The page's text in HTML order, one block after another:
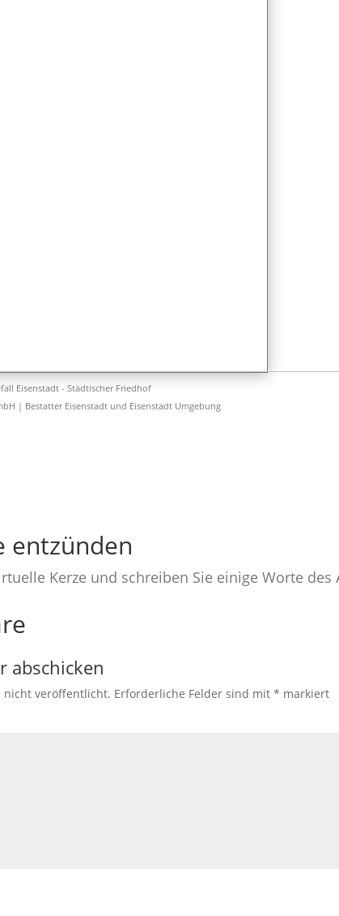
Eisenstadt - Städtischer Friedhof
| Bestatter Eisenstadt und Eisenstadt Umgebung
entzünden
Kerze und schreiben Sie einige Worte
abschicken
nicht veröffentlicht. Erforderliche Felder sind mit* markiert